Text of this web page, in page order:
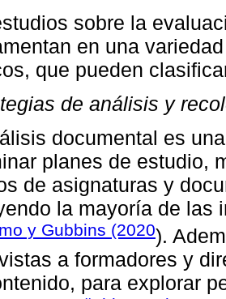
sobre la
en una
que pueden
de análisis y
documental es
planes de estudio,
de asignaturas y
la mayoría de las
y Gubbins (2020).
a formadores y
para explorar